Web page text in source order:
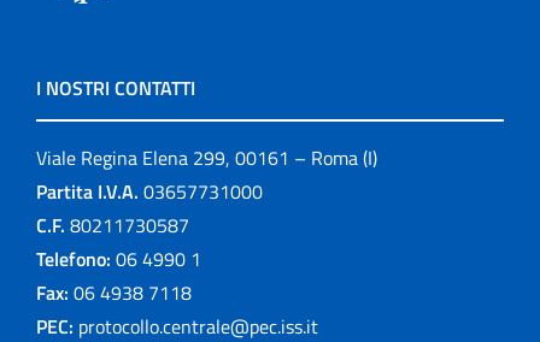
I NOSTRI CONTATTI
Viale Regina Elena 299, 00161 – Roma (I)
Partita I.V.A. 03657731000
C.F. 80211730587
Telefono: 06 4990 1
Fax: 06 4938 7118
PEC: protocollo.centrale@pec.iss.it